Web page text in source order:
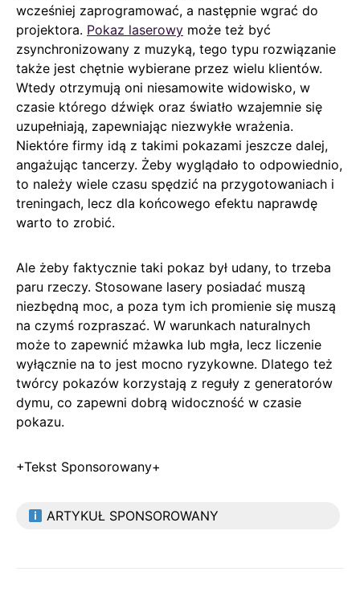
wcześniej zaprogramować, a następnie wgrać do
projektora. Pokaz laserowy może też być
zsynchronizowany z muzyką, tego typu rozwiązanie
także jest chętnie wybierane przez wielu klientów.
Wtedy otrzymują oni niesamowite widowisko, w
czasie którego dźwięk oraz światło wzajemnie się
uzupełniają, zapewniając niezwykłe wrażenia.
Niektóre firmy idą z takimi pokazami jeszcze dalej,
angażując tancerzy. Żeby wyglądało to odpowiednio,
to należy wiele czasu spędzić na przygotowaniach i
treningach, lecz dla końcowego efektu naprawdę
warto to zrobić.
Ale żeby faktycznie taki pokaz był udany, to trzeba
paru rzeczy. Stosowane lasery posiadać muszą
niezbędną moc, a poza tym ich promienie się muszą
na czymś rozpraszać. W warunkach naturalnych
może to zapewnić mżawka lub mgła, lecz liczenie
wyłącznie na to jest mocno ryzykowne. Dlatego też
twórcy pokazów korzystają z reguły z generatorów
dymu, co zapewni dobrą widoczność w czasie
pokazu.
+Tekst Sponsorowany+
ARTYKUŁ SPONSOROWANY